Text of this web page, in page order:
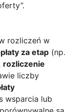
rozliczeń w
za etap (np.
rozliczenie
liczby
wsparcia lub